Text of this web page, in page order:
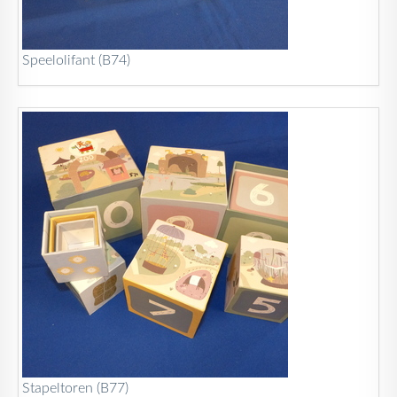
Speelolifant (B74)
Stapeltoren (B77)